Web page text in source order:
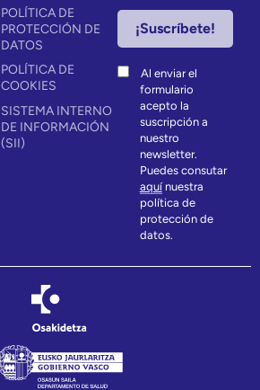
POLÍTICA DE
PROTECCIÓN DE
DATOS
POLÍTICA DE
COOKIES
SISTEMA INTERNO
DE INFORMACIÓN
(SII)
Al enviar el
formulario
acepto la
suscripción a
nuestro
newsletter.
Puedes consutar
aquínuestra
política de
protección de
datos.